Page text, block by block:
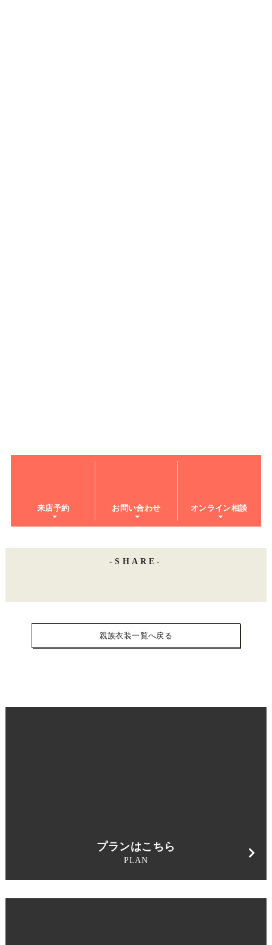
来店予約 お問い合わせ オンライン相談
SHARE
親族衣装一覧へ戻る
プランはこちら
PLAN